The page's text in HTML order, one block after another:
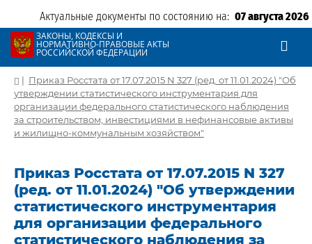
Актуальные документы по состоянию на: 07 августа 2026
ЗАКОНЫ, КОДЕКСЫ И
НОРМАТИВНО-ПРАВОВЫЕ АКТЫ
РОССИЙСКОЙ ФЕДЕРАЦИИ
| Приказ Росстата от 17.07.2015 N 327 (ред. от 11.01.2024) "Об
утверждении статистического инструментария для
организации федерального статистического наблюдения
за строительством, инвестициями в нефинансовые активы
и жилищно-коммунальным хозяйством"
Приказ Росстата от 17.07.2015 N 327
(ред. от 11.01.2024) "Об утверждении
статистического инструментария
для организации федерального
статистического наблюдения за